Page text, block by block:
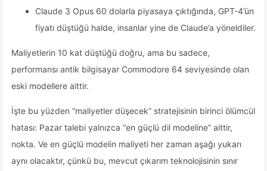
Claude 3 Opus 60 dolarla piyasaya çıktığında, GPT-4’ün
fiyatı düştüğü halde, insanlar yine de Claude’a yöneldiler.
Maliyetlerin 10 kat düştüğü doğru, ama bu sadece,
performansı antik bilgisayar Commodore 64 seviyesinde olan
eski modellere aittir.
İşte bu yüzden “maliyetler düşecek” stratejisinin birinci ölümcül
hatası: Pazar talebi yalnızca “en güçlü dil modeline” aittir,
nokta. Ve en güçlü modelin maliyeti her zaman aşağı yukarı
aynı olacaktır, çünkü bu, mevcut çıkarım teknolojisinin sınır